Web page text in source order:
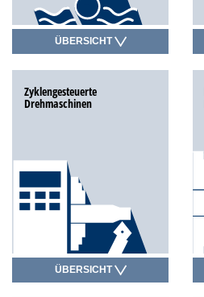
ÜBERSICHT
Zyklengesteuerte
Drehmaschinen
ÜBERSICHT